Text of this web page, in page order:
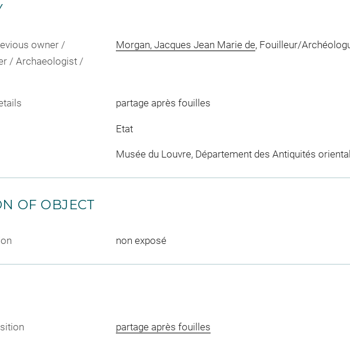
owner /
/ Archaeologist /
Morgan, Jacques Jean Marie de, Fouilleur/
partage après fouilles
Etat
Musée du Louvre, Département des Antiquités
OF OBJECT
non exposé
partage après fouilles